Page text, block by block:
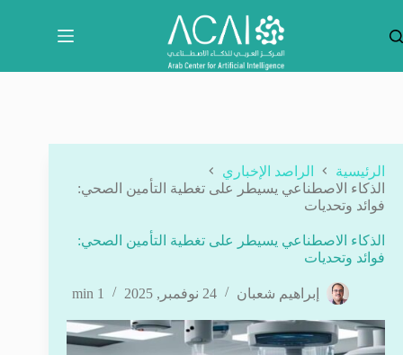
المحتوى
الرئيسية
الراصد الإخباري
الذكاء الاصطناعي يسيطر على تغطية التأمين الصحي:
فوائد وتحديات
الذكاء الاصطناعي يسيطر على تغطية التأمين الصحي:
فوائد وتحديات
إبراهيم شعبان 24 نوفمبر, 2025 1 min